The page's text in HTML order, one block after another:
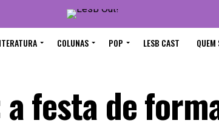
COLUNAS POP LESB CAST QUEM
a festa de